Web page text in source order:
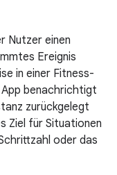
Nutzer einen
Ereignis
in einer Fitness-
benachrichtigt
zurückgelegt
Ziel für Situationen
oder das